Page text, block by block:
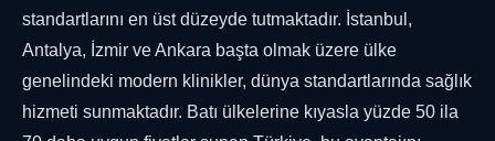
standartlarını en üst düzeyde tutmaktadır. İstanbul,
Antalya, İzmir ve Ankara başta olmak üzere ülke
genelindeki modern klinikler, dünya standartlarında sağlık
hizmeti sunmaktadır. Batı ülkelerine kıyasla yüzde 50 ila